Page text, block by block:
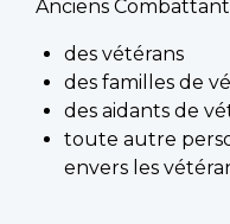
Anciens
des vétérans
des familles de
des aidants de
toute autre
envers les